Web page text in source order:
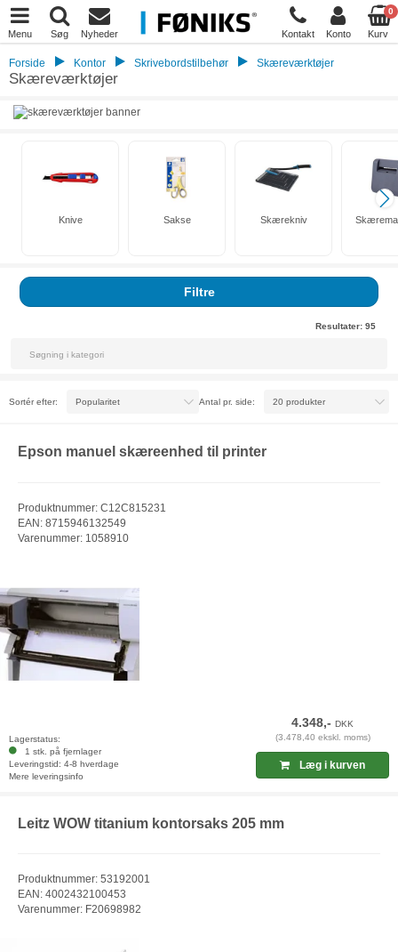
Menu Søg Nyheder Kontakt Konto
0
Kurv
Forside Kontor Skrivebordstilbehør Skæreværktøjer
Skæreværktøjer
Knive Sakse Skærekniv
Filtre
Resultater: 95
Sortér efter: Antal pr. side:
Epson manuel skæreenhed til printer
Produktnummer: C12C815231
EAN: 8715946132549
Varenummer: 1058910
Lagerstatus:
1 stk. på fjernlager
Leveringstid: 4-8 hverdage
Mere leveringsinfo
4.348,-DKK
(3.478,40 ekskl. moms)
Læg i kurven
Leitz WOW titanium kontorsaks 205 mm
Produktnummer: 53192001
EAN: 4002432100453
Varenummer: F20698982